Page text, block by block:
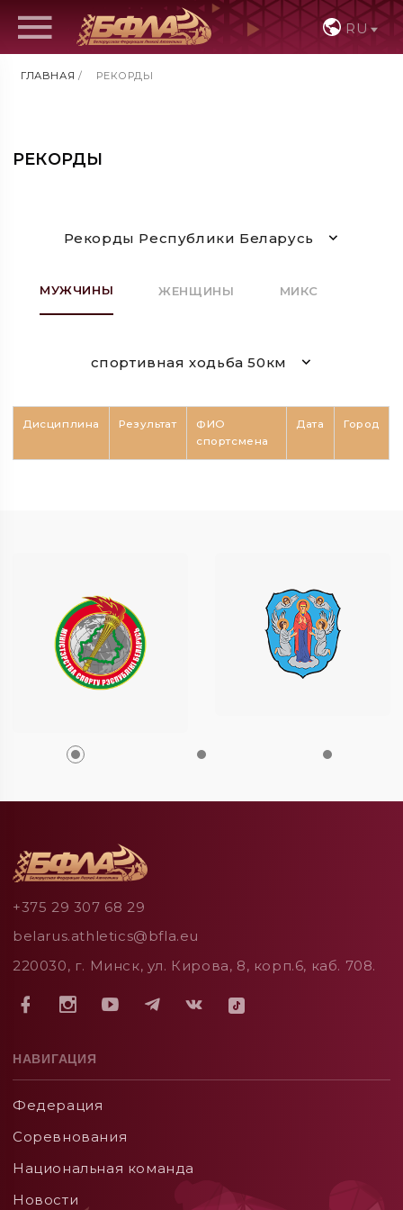
RU
ГЛАВНАЯ / РЕКОРДЫ
РЕКОРДЫ
Рекорды Республики Беларусь
МУЖЧИНЫ ЖЕНЩИНЫ МИКС
спортивная ходьба 50км
Дисциплина Результат
ФИО
спортсмена
Дата Город
+375 29 307 68 29
belarus.athletics@bfla.eu
220030, г. Минск, ул. Кирова, 8, корп.6, каб. 708.
НАВИГАЦИЯ
Федерация
Соревнования
Национальная команда
Новости